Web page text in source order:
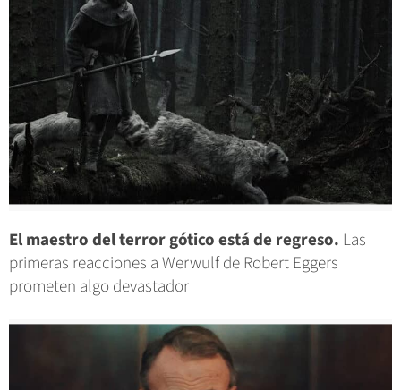
El maestro del terror gótico está de regreso. Las
primeras reacciones a Werwulf de Robert Eggers
prometen algo devastador